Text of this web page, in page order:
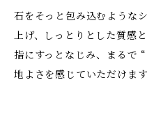
石をそっと包み込むような
上げ、しっとりとした質感
指にすっとなじみ、まるで
地よさを感じていただけます